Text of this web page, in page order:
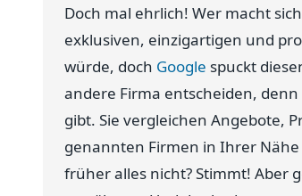
Doch mal ehrlich! Wer macht
exklusiven, einzigartigen und
würde, doch Google spuckt
andere Firma entscheiden,
gibt. Sie vergleichen Angebote,
genannten Firmen in Ihrer Nähe
früher alles nicht? Stimmt! Aber